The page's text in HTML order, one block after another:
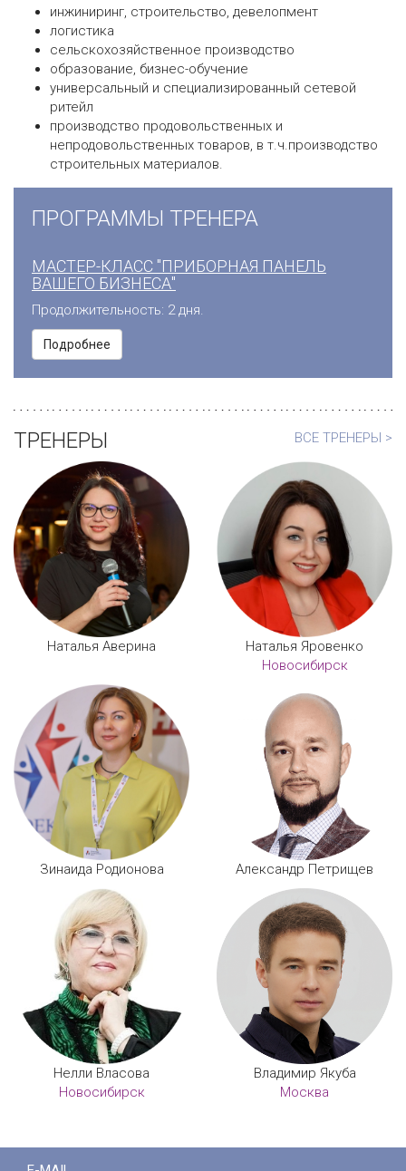
инжиниринг, строительство, девелопмент
логистика
сельскохозяйственное производство
образование, бизнес-обучение
универсальный и специализированный сетевой
ритейл
производство продовольственных и
непродовольственных товаров, в т.ч.производство
строительных материалов.
ПРОГРАММЫ ТРЕНЕРА
МАСТЕР-КЛАСС "ПРИБОРНАЯ ПАНЕЛЬ
ВАШЕГО БИЗНЕСА"
Продолжительность: 2 дня.
Подробнее
ВСЕ ТРЕНЕРЫ >
ТРЕНЕРЫ
Наталья Аверина
Наталья Яровенко
Новосибирск
Зинаида Родионова Александр Петрищев
Нелли Власова
Новосибирск
Владимир Якуба
Москва